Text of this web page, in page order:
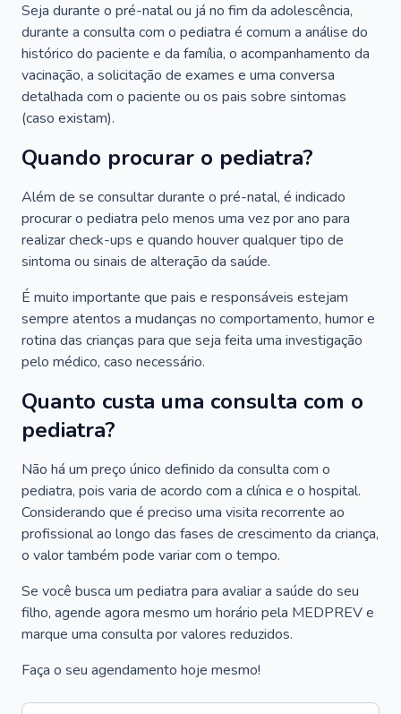
Seja durante o pré-natal ou já no fim da adolescência,
durante a consulta com o pediatra é comum a análise do
histórico do paciente e da família, o acompanhamento da
vacinação, a solicitação de exames e uma conversa
detalhada com o paciente ou os pais sobre sintomas
(caso existam).
Quando procurar o pediatra?
Além de se consultar durante o pré-natal, é indicado
procurar o pediatra pelo menos uma vez por ano para
realizar check-ups e quando houver qualquer tipo de
sintoma ou sinais de alteração da saúde.
É muito importante que pais e responsáveis estejam
sempre atentos a mudanças no comportamento, humor e
rotina das crianças para que seja feita uma investigação
pelo médico, caso necessário.
Quanto custa uma consulta com o
pediatra?
Não há um preço único definido da consulta com o
pediatra, pois varia de acordo com a clínica e o hospital.
Considerando que é preciso uma visita recorrente ao
profissional ao longo das fases de crescimento da criança,
o valor também pode variar com o tempo.
Se você busca um pediatra para avaliar a saúde do seu
filho, agende agora mesmo um horário pela MEDPREV e
marque uma consulta por valores reduzidos.
Faça o seu agendamento hoje mesmo!